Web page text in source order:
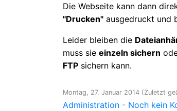
Die Webseite kann dann
"Drucken" ausgedruckt und
Leider bleiben die
muss sie einzeln sichern
FTP sichern kann.
Montag, 27. Januar 2014 (Zuletzt
Administration - Noch kein